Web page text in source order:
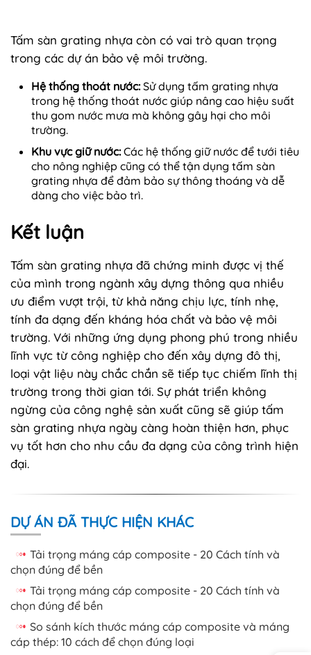
Tấm sàn grating nhựa còn có vai trò quan trọng
trong các dự án bảo vệ môi trường.
Hệ thống thoát nước:Sử dụng tấm grating nhựa
trong hệ thống thoát nước giúp nâng cao hiệu suất
thu gom nước mưa mà không gây hại cho môi
trường.
Khu vực giữ nước:Các hệ thống giữ nước để tưới tiêu
cho nông nghiệp cũng có thể tận dụng tấm sàn
grating nhựa để đảm bảo sự thông thoáng và dễ
dàng cho việc bảo trì.
Kết luận
Tấm sàn grating nhựa đã chứng minh được vị thế
của mình trong ngành xây dựng thông qua nhiều
ưu điểm vượt trội, từ khả năng chịu lực, tính nhẹ,
tính đa dạng đến kháng hóa chất và bảo vệ môi
trường. Với những ứng dụng phong phú trong nhiều
lĩnh vực từ công nghiệp cho đến xây dựng đô thị,
loại vật liệu này chắc chắn sẽ tiếp tục chiếm lĩnh thị
trường trong thời gian tới. Sự phát triển không
ngừng của công nghệ sản xuất cũng sẽ giúp tấm
sàn grating nhựa ngày càng hoàn thiện hơn, phục
vụ tốt hơn cho nhu cầu đa dạng của công trình hiện
đại.
DỰ ÁN ĐÃ THỰC HIỆN KHÁC
Tải trọng máng cáp composite - 20 Cách tính và
chọn đúng để bền
Tải trọng máng cáp composite - 20 Cách tính và
chọn đúng để bền
So sánh kích thước máng cáp composite và máng
cáp thép: 10 cách để chọn đúng loại